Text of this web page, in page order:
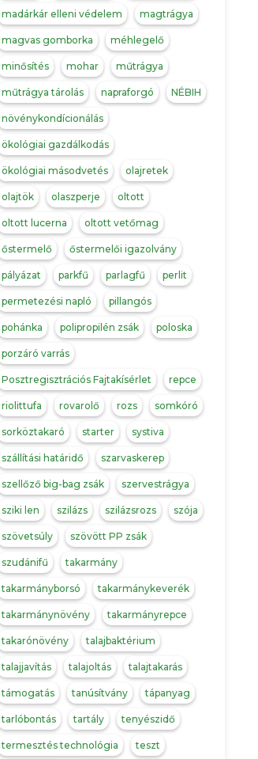
madárkár elleni védelem magtrágya
magvas gomborka méhlegelő
minősítés mohar műtrágya
műtrágya tárolás napraforgó NÉBIH
növénykondícionálás
ökológiai gazdálkodás
ökológiai másodvetés olajretek
olajtök olaszperje oltott
oltott lucerna oltott vetőmag
őstermelő őstermelői igazolvány
pályázat parkfű parlagfű perlit
permetezési napló pillangós
pohánka polipropilén zsák poloska
porzáró varrás
Posztregisztrációs Fajtakísérlet repce
riolittufa rovarolő rozs somkóró
sorköztakaró starter systiva
szállítási határidő szarvaskerep
szellőző big-bag zsák szervestrágya
sziki len szilázs szilázsrozs szója
szövetsúly szövött PP zsák
szudánifű takarmány
takarmányborsó takarmánykeverék
takarmánynövény takarmányrepce
takarónövény talajbaktérium
talajjavítás talajoltás talajtakarás
támogatás tanúsítvány tápanyag
tarlóbontás tartály tenyészidő
termesztés technológia teszt